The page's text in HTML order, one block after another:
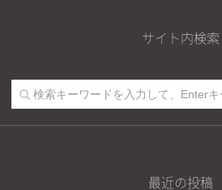
サイト内検索
最近の投稿